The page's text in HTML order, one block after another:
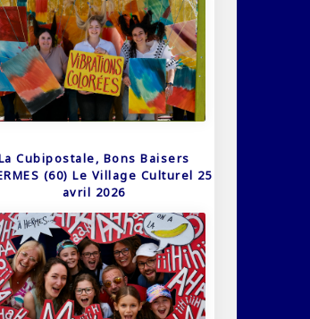
Cubipostale, Bons Baisers
(60) Le Village Culturel 25
avril 2026